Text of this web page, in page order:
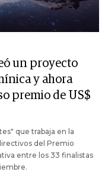
un proyecto
y ahora
premio de US$
que trabaja en la
del Premio
entre los 33 finalistas